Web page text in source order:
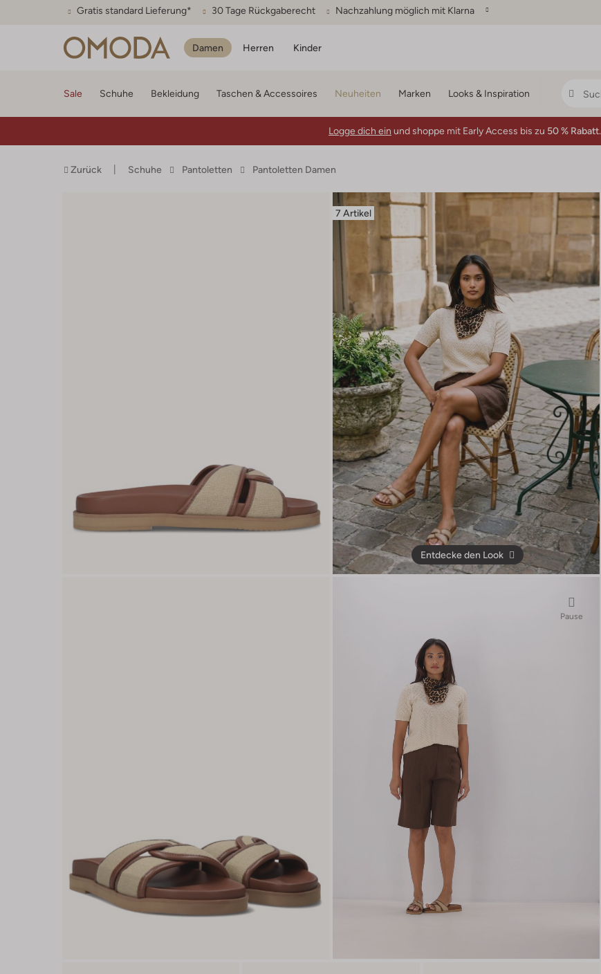
Gratis standard Lieferung* 30 Tage Rückgaberecht Nachzahlung möglich mit Klarna
Damen Herren Kinder
Sale Schuhe Bekleidung Taschen & Accessoires Neuheiten Marken Looks & Inspiration
Logge dich ein und shoppe mit Early Access bis zu 50 % Rabatt.
Zurück Schuhe Pantoletten Pantoletten Damen
7 Artikel
Entdecke den Look
Pause